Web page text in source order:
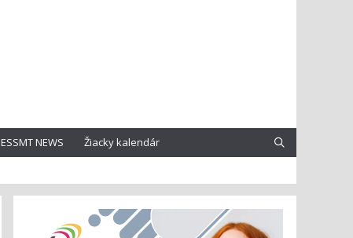
ESSMT NEWS
Žiacky kalendár